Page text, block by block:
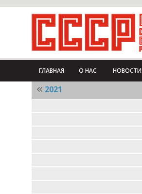
ГЛАВНАЯ О НАС НОВОСТИ
2021